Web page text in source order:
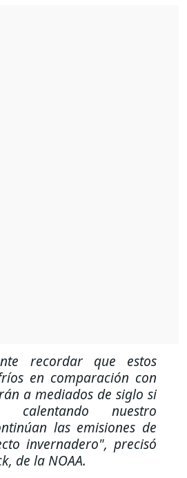
recordar que estos
en comparación con
a mediados de siglo si
calentando nuestro
las emisiones de
invernadero", precisó
de la NOAA.